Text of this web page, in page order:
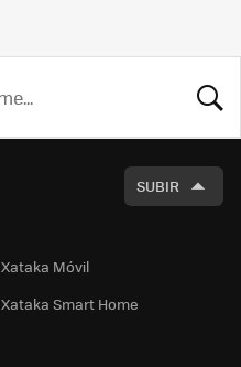
SUBIR
Xataka Móvil
Xataka Smart Home